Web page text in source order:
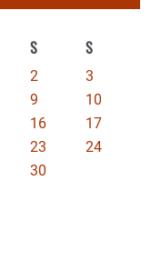
S S
2
3
9
10
16
17
23
24
30